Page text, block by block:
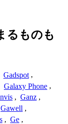
るものも
Gadspot ,
Galaxy Phone ,
, Ganz ,
Gawell ,
, Ge ,